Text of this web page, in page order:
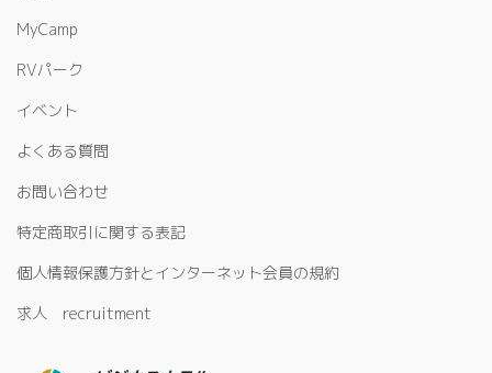
MyCamp
RVパーク
イベント
よくある質問
お問い合わせ
特定商取引に関する表記
個人情報保護方針とインターネット会員の規約
求人 recruitment